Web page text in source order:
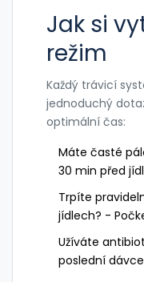
Jak si
režim
Každý trávicí
jednoduchý
optimální čas:
Máte časté
30 min před
Trpíte
jídlech? -
Užíváte
poslední